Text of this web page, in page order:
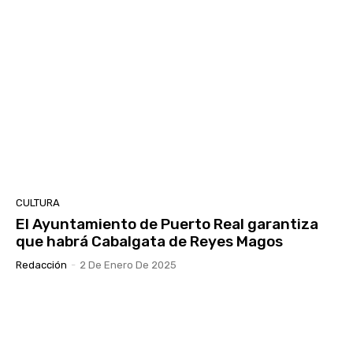
CULTURA
El Ayuntamiento de Puerto Real garantiza
que habrá Cabalgata de Reyes Magos
Redacción - 2 De Enero De 2025